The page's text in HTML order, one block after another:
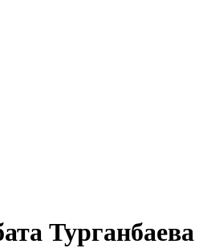
Турганбаева